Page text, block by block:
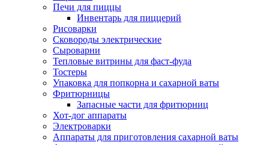
Печи для пиццы
Инвентарь для пиццерий
Рисоварки
Сковороды электрические
Сыроварни
Тепловые витрины для фаст-фуда
Тостеры
Упаковка для попкорна и сахарной ваты
Фритюрницы
Запасные части для фритюрниц
Хот-дог аппараты
Электроварки
Аппараты для приготовления сахарной ваты